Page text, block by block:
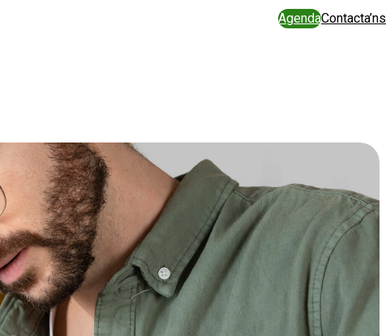
AgendaContacta’ns